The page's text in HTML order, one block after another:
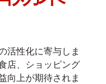
活性化に寄与しま
店、ショッピング
向上が期待されま